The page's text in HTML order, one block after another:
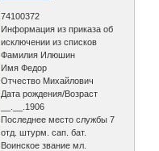
74100372
Информация из приказа об
исключении из списков
Фамилия Илюшин
Имя Федор
Отчество Михайлович
Дата рождения/Возраст
__.__.1906
Последнее место службы 7
отд. штурм. сап. бат.
Воинское звание мл.